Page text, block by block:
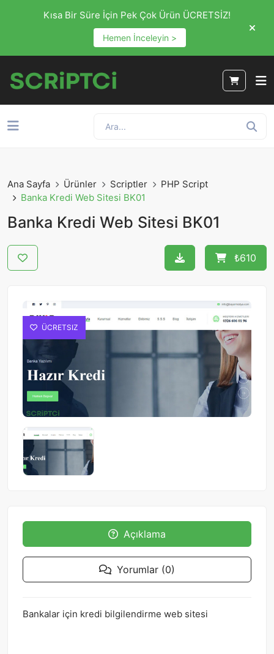
Kısa Bir Süre İçin Pek Çok Ürün ÜCRETSİZ!
Hemen İnceleyin >
Ana Sayfa Ürünler Scriptler
PHP Script
Banka Kredi Web Sitesi BK01
Banka Kredi Web Sitesi BK01
₺610
ÜCRETSIZ
Açıklama
Yorumlar (0)
Bankalar için kredi bilgilendirme web sitesi